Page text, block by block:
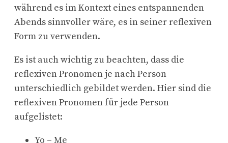
während es im Kontext eines entspannenden
Abends sinnvoller wäre, es in seiner reflexiven
Form zu verwenden.
Es ist auch wichtig zu beachten, dass die
reflexiven Pronomen je nach Person
unterschiedlich gebildet werden. Hier sind die
reflexiven Pronomen für jede Person
aufgelistet:
Yo – Me